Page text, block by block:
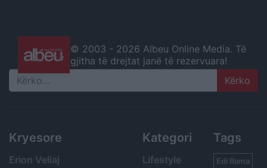
© 2003 - 2026 Albeu Online Media. Të
gjitha të drejtat janë të rezervuara!
Search
Kryesore
Erion Veliaj
Kategori
Lifestyle
Tags
Edi Rama